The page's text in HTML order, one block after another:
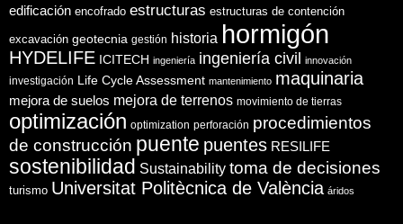
edificación encofrado estructuras estructuras de contención
excavación geotecnia gestión historia hormigón
HYDELIFE ICITECH ingeniería ingeniería civil innovación
investigación Life Cycle Assessment mantenimiento maquinaria
mejora de suelos mejora de terrenos movimiento de tierras
optimización optimization perforación procedimientos
de construcción puente puentes RESILIFE
sostenibilidad Sustainability toma de decisiones
turismo Universitat Politècnica de València áridos